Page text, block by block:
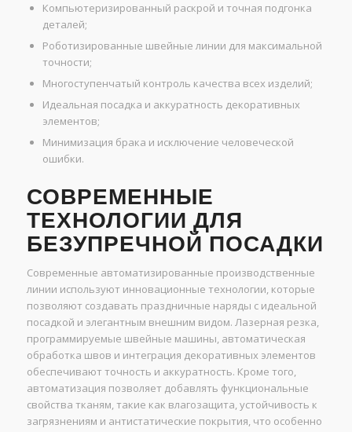
Компьютеризированный раскрой и точная подгонка
деталей;
Роботизированные швейные линии для максимальной
точности;
Многоступенчатый контроль качества всех изделий;
Идеальная посадка и аккуратность декоративных
элементов;
Минимизация брака и исключение человеческой
ошибки.
СОВРЕМЕННЫЕ
ТЕХНОЛОГИИ ДЛЯ
БЕЗУПРЕЧНОЙ ПОСАДКИ
Современные автоматизированные производственные
линии используют инновационные технологии, которые
позволяют создавать праздничные наряды с идеальной
посадкой и элегантным внешним видом. Лазерная резка,
программируемые швейные машины, автоматическая
обработка швов и интеграция декоративных элементов
обеспечивают точность и аккуратность. Кроме того,
автоматизация позволяет добавлять функциональные
свойства тканям, такие как влагозащита, устойчивость к
загрязнениям и антистатические покрытия, что особенно